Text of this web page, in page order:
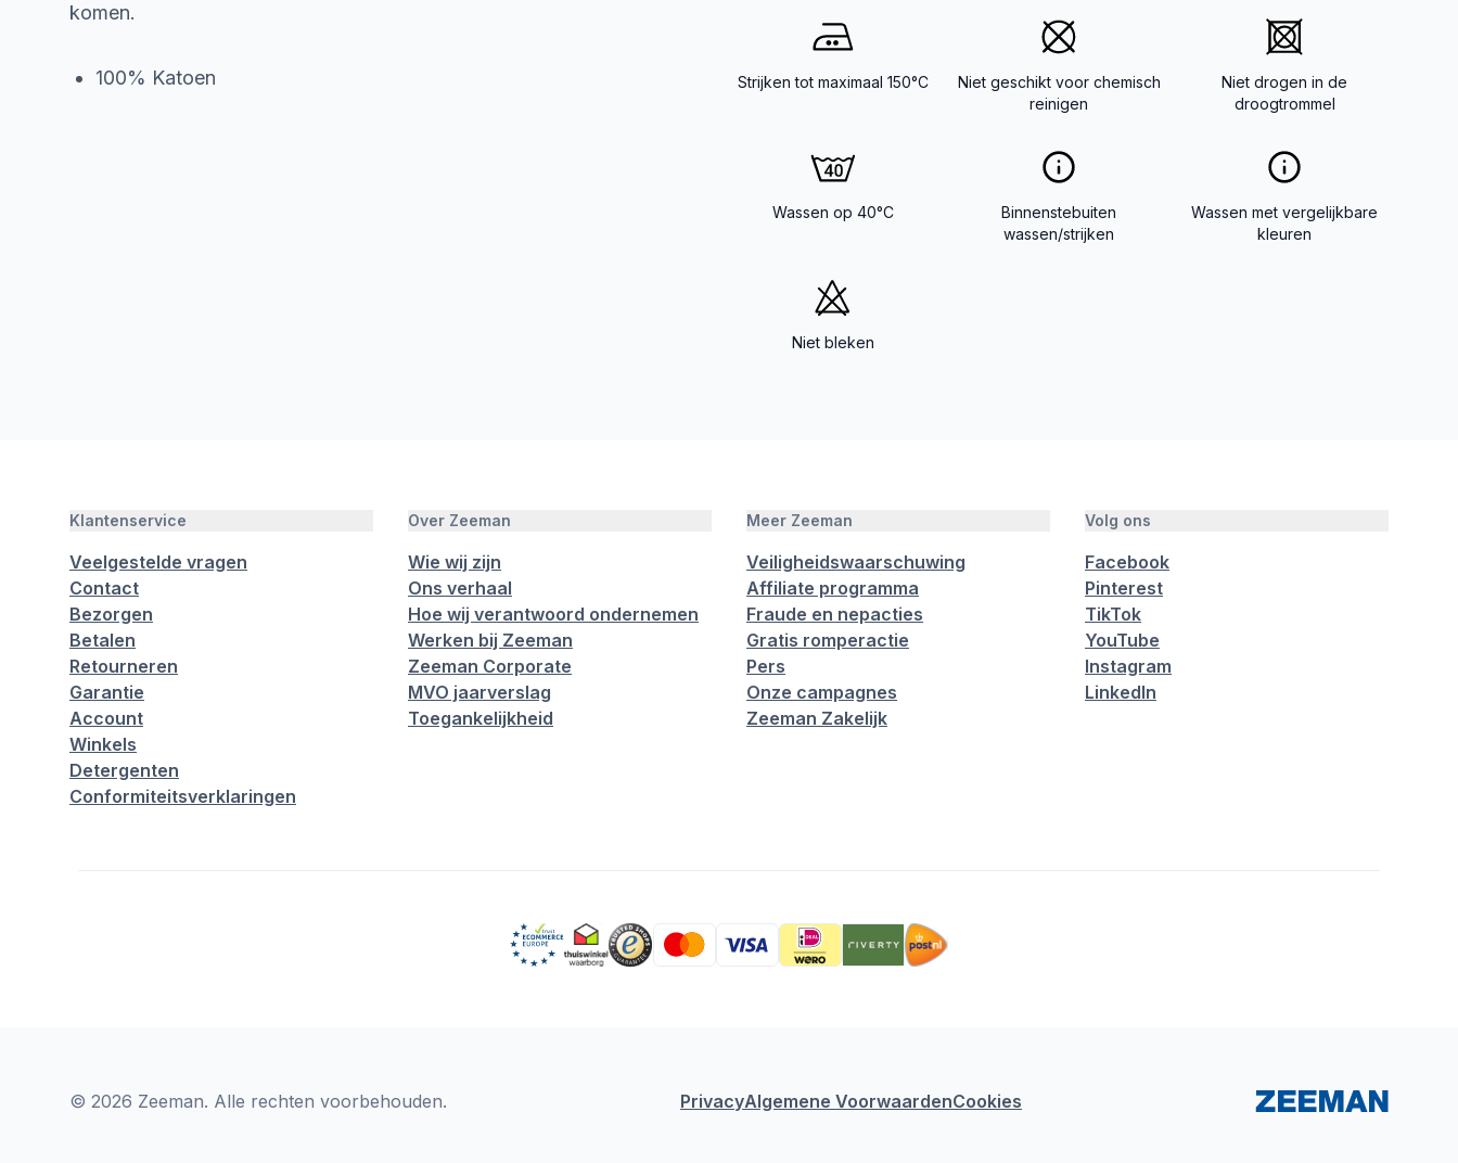
komen.
100% Katoen Strijken tot maximaal 150°C
Niet geschikt voor chemisch
reinigen
Niet drogen in de
droogtrommel
Wassen op 40°C
Binnenstebuiten
wassen/strijken
Wassen met vergelijkbare
kleuren
Niet bleken
Klantenservice
Veelgestelde vragen
Contact
Bezorgen
Betalen
Retourneren
Garantie
Account
Winkels
Detergenten
Conformiteitsverklaringen
Over Zeeman
Wie wij zijn
Ons verhaal
Hoe wij verantwoord ondernemen
Werken bij Zeeman
Zeeman Corporate
MVO jaarverslag
Toegankelijkheid
Meer Zeeman
Veiligheidswaarschuwing
Affiliate programma
Fraude en nepacties
Gratis romperactie
Pers
Onze campagnes
Zeeman Zakelijk
Volg ons
Facebook
Pinterest
TikTok
YouTube
Instagram
LinkedIn
© 2026 Zeeman. Alle rechten voorbehouden. PrivacyAlgemene VoorwaardenCookies